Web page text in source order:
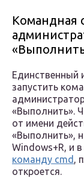
Командная
Единственный
запустить
«Выполнить».
от имени
«Выполнить»,
Windows+R, и
команду cmd ,
откроется.